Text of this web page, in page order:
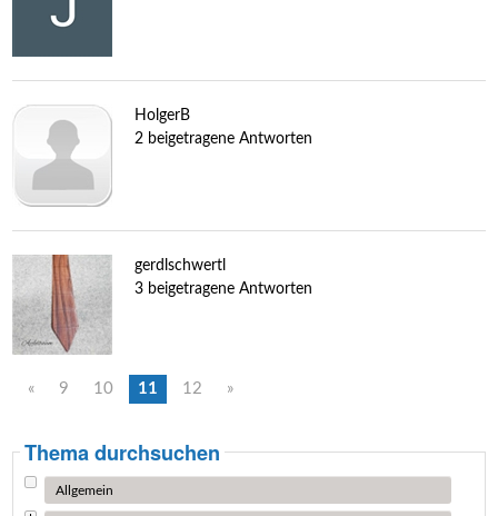
HolgerB
2 beigetragene Antworten
gerdlschwertl
3 beigetragene Antworten
« 9 10 11 12 »
Thema durchsuchen
Allgemein